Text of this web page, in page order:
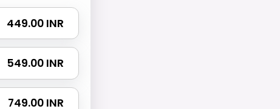
₹ 449.00 INR
₹ 549.00 INR
₹ 749.00 INR